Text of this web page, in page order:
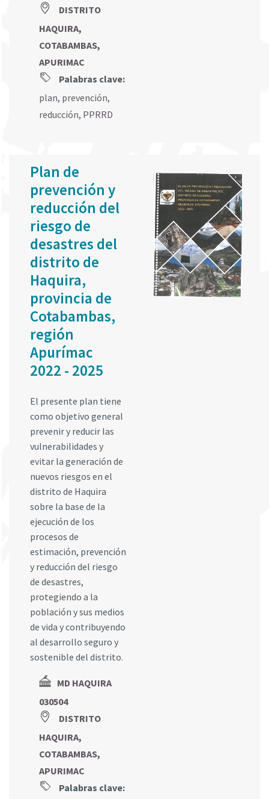
DISTRITO
HAQUIRA,
COTABAMBAS,
APURIMAC
Palabras clave:
plan, prevención,
reducción, PPRRD
Plan de
prevención y
reducción del
riesgo de
desastres del
distrito de
Haquira,
provincia de
Cotabambas,
región
Apurímac
2022 - 2025
El presente plan tiene
como objetivo general
prevenir y reducir las
vulnerabilidades y
evitar la generación de
nuevos riesgos en el
distrito de Haquira
sobre la base de la
ejecución de los
procesos de
estimación, prevención
y reducción del riesgo
de desastres,
protegiendo a la
población y sus medios
de vida y contribuyendo
al desarrollo seguro y
sostenible del distrito.
MD HAQUIRA
030504
DISTRITO
HAQUIRA,
COTABAMBAS,
APURIMAC
Palabras clave: